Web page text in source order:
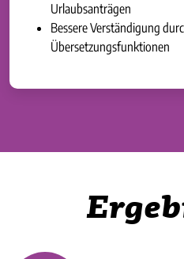
Urlaubsanträgen
Bessere Verständigung
Übersetzungsfunktionen